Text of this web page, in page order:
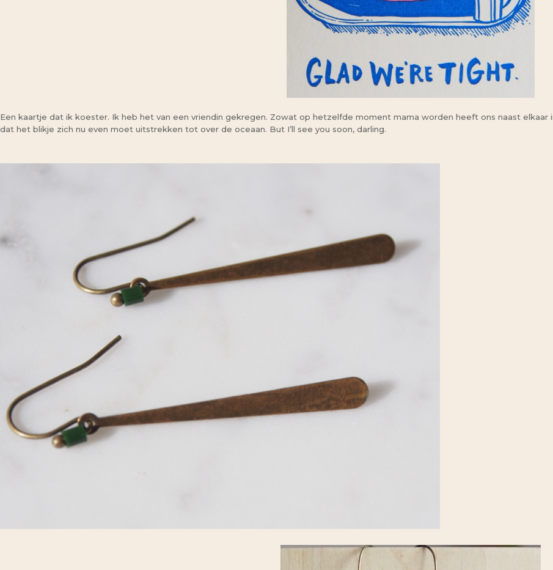
Een kaartje dat ik koester. Ik heb het van een vriendin gekregen. Zowat op hetzelfde moment mama worden heeft ons naast elkaar
dat het blikje zich nu even moet uitstrekken tot over de oceaan. But I’ll see you soon, darling.